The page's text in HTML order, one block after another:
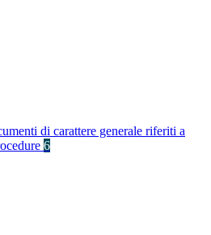
di carattere generale riferiti a
6